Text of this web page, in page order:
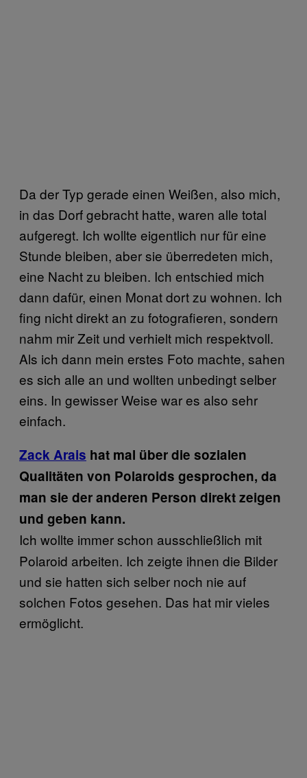
Da der Typ gerade einen Weißen, also mich,
in das Dorf gebracht hatte, waren alle total
aufgeregt. Ich wollte eigentlich nur für eine
Stunde bleiben, aber sie überredeten mich,
eine Nacht zu bleiben. Ich entschied mich
dann dafür, einen Monat dort zu wohnen. Ich
fing nicht direkt an zu fotografieren, sondern
nahm mir Zeit und verhielt mich respektvoll.
Als ich dann mein erstes Foto machte, sahen
es sich alle an und wollten unbedingt selber
eins. In gewisser Weise war es also sehr
einfach.
​Zack​ Arais hat mal über die sozialen
Qualitäten von Polaroids gesprochen, da
man sie der anderen Person direkt zeigen
und geben kann.
Ich wollte immer schon ausschließlich mit
Polaroid arbeiten. Ich zeigte ihnen die Bilder
und sie hatten sich selber noch nie auf
solchen Fotos gesehen. Das hat mir vieles
ermöglicht.